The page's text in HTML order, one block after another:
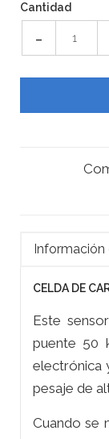
Cantidad
-
CELDA DE
Este
puente 50
electrónica
pesaje de
Cuando se